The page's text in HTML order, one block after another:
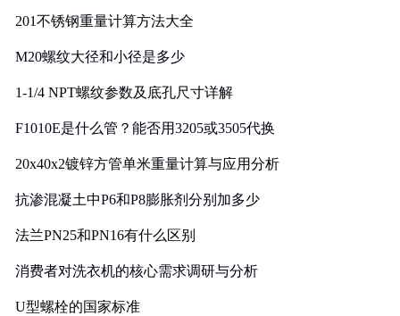
201不锈钢重量计算方法大全
M20螺纹大径和小径是多少
1-1/4 NPT螺纹参数及底孔尺寸详解
F1010E是什么管？能否用3205或3505代换
20x40x2镀锌方管单米重量计算与应用分析
抗渗混凝土中P6和P8膨胀剂分别加多少
法兰PN25和PN16有什么区别
消费者对洗衣机的核心需求调研与分析
U型螺栓的国家标准